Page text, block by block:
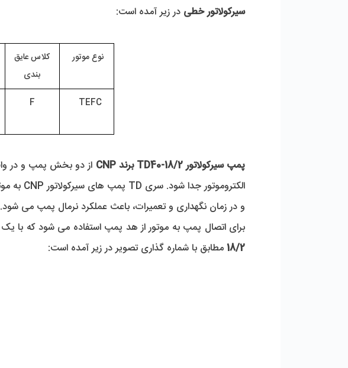
سیرکولاتور خطی در زیر آمده است:
نوع موتور
بندی
TEFC
F
پمپ سیرکولاتور TD40-18/2 برند CNP
و در زمان نگهداری و تعمیرات، باعث عملکرد نرمال پمپ می شود.
برای اتصال پمپ به موتور از هد پمپ استفاده می شود که
18/2 مطابق با شماره گذاری تصویر در زیر آمده است: